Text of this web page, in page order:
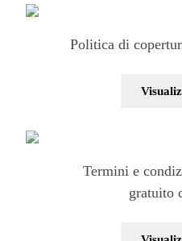
Politica di
Termini e
gratuito